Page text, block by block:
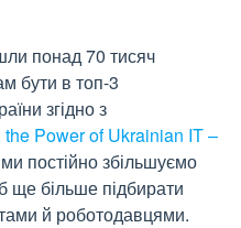
понад 70 тисяч
бути в топ-3
згідно з
Power of Ukrainian IT –
ми постійно збільшуємо
більше підбирати
й роботодавцями.